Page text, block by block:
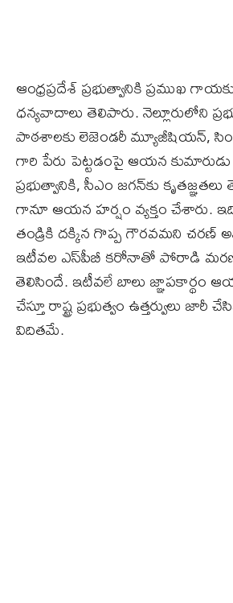
ఆంధ్రప్రదేశ్‌ ప్రభుత్వానికి ప్రముఖ
ధన్యవాదాలు తెలిపారు. నెల్లూరులోని
పాఠశాలకు లెజెండరీ మ్యూజీషియన్‌,
గారి పేరు పెట్టడంపై ఆయన
ప్రభుత్వానికి, సీఎం జగన్‌కు
గానూ ఆయన హర్షం వ్యక్తం చేశారు.
తండ్రికి దక్కిన గొప్ప గౌరవమని చరణ్‌
ఇటీవల ఎస్‌పీబీ కరోనాతో పోరాడి
తెలిసిందే. ఇటీవలే బాలు జ్ఞాపకార్థం
చేస్తూ రాష్ట్ర ప్రభుత్వం ఉత్తర్వులు
విదితమే.